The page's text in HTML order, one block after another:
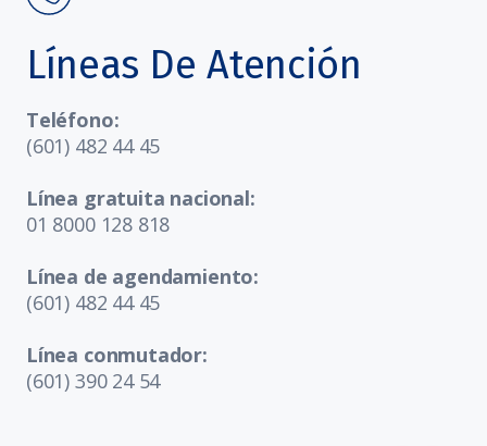
Líneas De Atención
Teléfono:
(601) 482 44 45
Línea gratuita nacional:
01 8000 128 818
Línea de agendamiento:
(601) 482 44 45
Línea conmutador:
(601) 390 24 54